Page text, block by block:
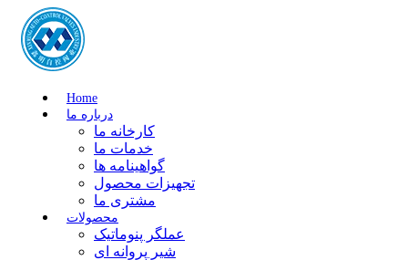
Home
درباره ما
کارخانه ما
خدمات ما
گواهینامه ها
تجهیزات محصول
مشتری ما
محصولات
عملگر پنوماتیک
شیر پروانه ای